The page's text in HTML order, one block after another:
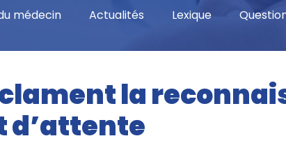
médecin Actualités Lexique
la
d’attente